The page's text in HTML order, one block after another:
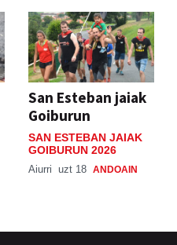
San Esteban jaiak
Goiburun
SAN ESTEBAN JAIAK
GOIBURUN 2026
Aiurri uzt 18 ANDOAIN